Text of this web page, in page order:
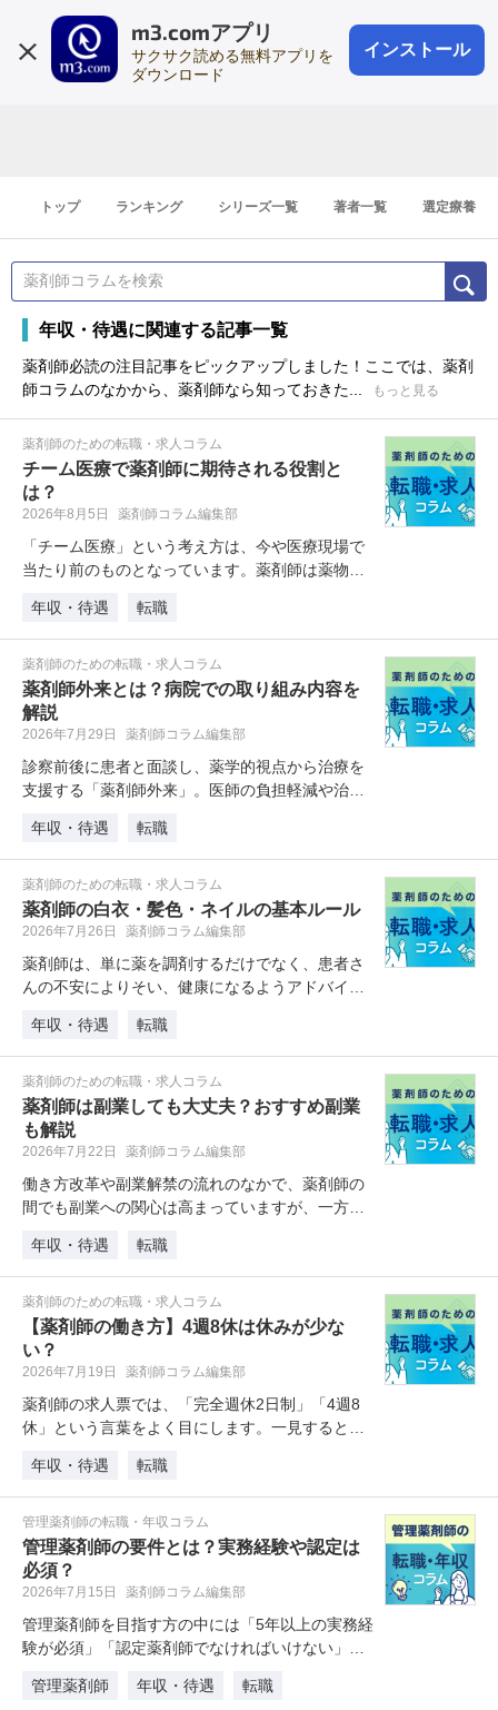
m3.comアプリ
サクサク読める無料アプリを
ダウンロード
インストール
会員登録
登録1分
トップ ランキング シリーズ一覧 著者一覧 選定療養
年収・待遇に関連する記事一覧
薬剤師必読の注目記事をピックアップしました！ここでは、薬剤
師コラムのなかから、薬剤師なら知っておきた...
もっと見る
薬剤師のための転職・求人コラム
チーム医療で薬剤師に期待される役割と
は？
2026年8月5日 薬剤師コラム編集部
「チーム医療」という考え方は、今や医療現場で
当たり前のものとなっています。薬剤師は薬物療
年収・待遇
転職
薬剤師のための転職・求人コラム
薬剤師外来とは？病院での取り組み内容を
解説
2026年7月29日 薬剤師コラム編集部
診察前後に患者と面談し、薬学的視点から治療を
支援する「薬剤師外来」。医師の負担軽減や治療
年収・待遇
転職
薬剤師のための転職・求人コラム
薬剤師の白衣・髪色・ネイルの基本ルール
2026年7月26日 薬剤師コラム編集部
薬剤師は、単に薬を調剤するだけでなく、患者さ
んの不安によりそい、健康になるようアドバイス
年収・待遇
転職
薬剤師のための転職・求人コラム
薬剤師は副業しても大丈夫？おすすめ副業
も解説
2026年7月22日 薬剤師コラム編集部
働き方改革や副業解禁の流れのなかで、薬剤師の
間でも副業への関心は高まっていますが、一方で
年収・待遇
転職
薬剤師のための転職・求人コラム
【薬剤師の働き方】4週8休は休みが少な
い？
2026年7月19日 薬剤師コラム編集部
薬剤師の求人票では、「完全週休2日制」「4週8
休」という言葉をよく目にします。一見するとど
年収・待遇
転職
管理薬剤師の転職・年収コラム
管理薬剤師の要件とは？実務経験や認定は
必須？
2026年7月15日 薬剤師コラム編集部
管理薬剤師を目指す方の中には「5年以上の実務経
験が必須」「認定薬剤師でなければいけない」と
管理薬剤師
年収・待遇 転職